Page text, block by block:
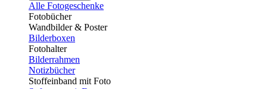
Alle Fotogeschenke
Fotobücher
Wandbilder & Poster
Bilderboxen
Fotohalter
Bilderrahmen
Notizbücher
Stoffeinband mit Foto